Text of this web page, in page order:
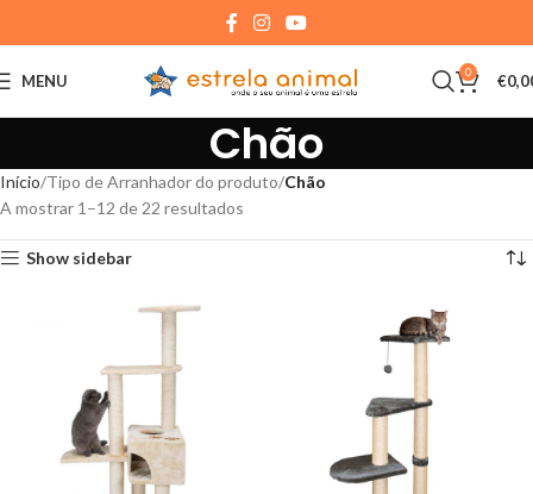
MENU 0 €
Chão
Início Tipo de Arranhador do produto Chão
A mostrar 1–12 de 22 resultados
Show sidebar